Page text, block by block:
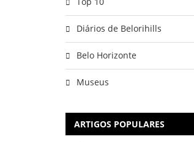
Diários de Belorihills
Belo Horizonte
Museus
ARTIGOS POPULARES